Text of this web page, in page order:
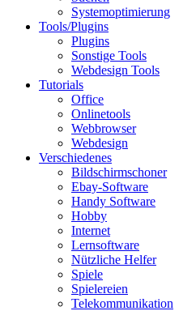
Systemoptimierung
Tools/Plugins
Plugins
Sonstige Tools
Webdesign Tools
Tutorials
Office
Onlinetools
Webbrowser
Webdesign
Verschiedenes
Bildschirmschoner
Ebay-Software
Handy Software
Hobby
Internet
Lernsoftware
Nützliche Helfer
Spiele
Spielereien
Telekommunikation